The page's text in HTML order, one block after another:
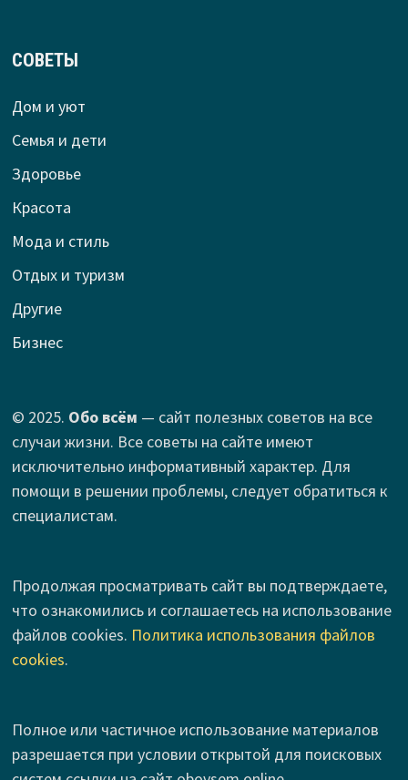
СОВЕТЫ
Дом и уют
Семья и дети
Здоровье
Красота
Мода и стиль
Отдых и туризм
Другие
Бизнес
© 2025. Обо всём — сайт полезных советов на все
случаи жизни. Все советы на сайте имеют
исключительно информативный характер. Для
помощи в решении проблемы, следует обратиться к
специалистам.
Продолжая просматривать сайт вы подтверждаете,
что ознакомились и соглашаетесь на использование
файлов cookies. Политика использования файлов
cookies.
Полное или частичное использование материалов
разрешается при условии открытой для поисковых